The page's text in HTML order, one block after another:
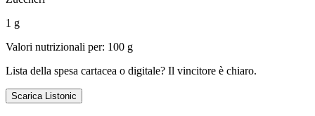
1 g
Valori nutrizionali per: 100 g
Lista della spesa cartacea o digitale? Il vincitore è chiaro.
Scarica Listonic